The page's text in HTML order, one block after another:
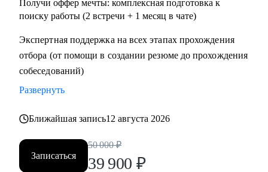
Получи оффер мечты: комплексная подготовка к
поиску работы (2 встречи + 1 месяц в чате)
Экспертная поддержка на всех этапах прохождения
отбора (от помощи в создании резюме до прохождения
собеседований)
Развернуть
Ближайшая запись12 августа 2026
Записаться
50 000 ₽
39 900 ₽